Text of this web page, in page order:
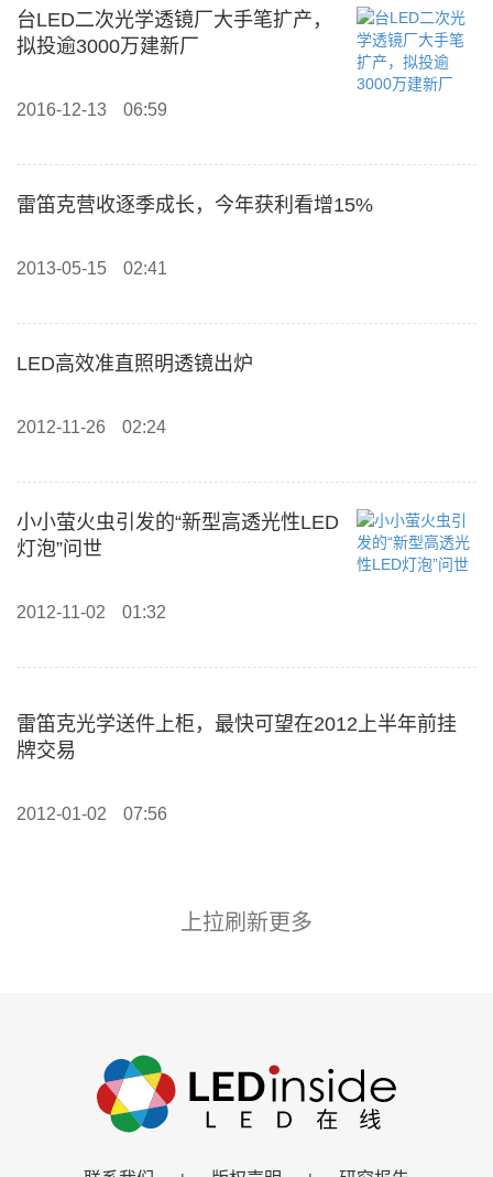
台LED二次光学透镜厂大手笔扩产，
拟投逾3000万建新厂
2016-12-13 06:59
雷笛克营收逐季成长，今年获利看增15%
2013-05-15 02:41
LED高效准直照明透镜出炉
2012-11-26 02:24
小小萤火虫引发的“新型高透光性LED
灯泡”问世
2012-11-02 01:32
雷笛克光学送件上柜，最快可望在2012上半年前挂
牌交易
2012-01-02 07:56
上拉刷新更多